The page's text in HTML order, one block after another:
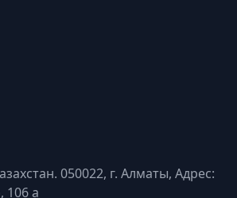
050022, г. Алматы, Адрес:
106 а